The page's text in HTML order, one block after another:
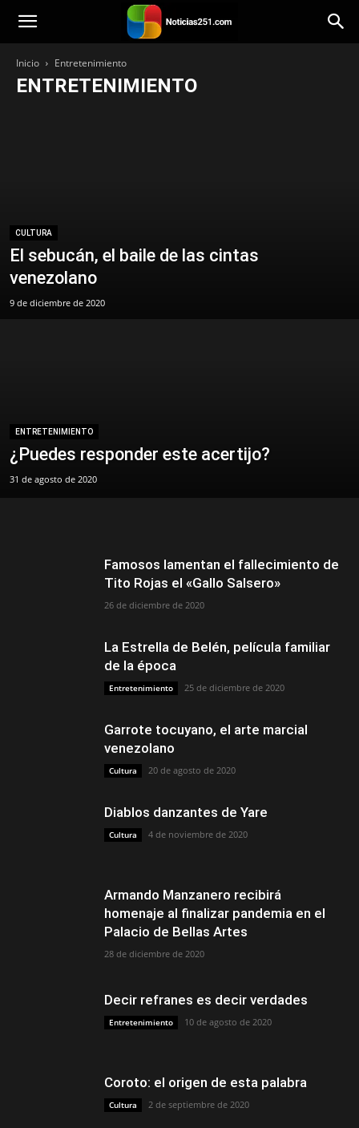
Noticias251
Inicio Entretenimiento
ENTRETENIMIENTO
CULTURA
El sebucán, el baile de las cintas
venezolano
9 de diciembre de 2020
ENTRETENIMIENTO
¿Puedes responder este acertijo?
31 de agosto de 2020
Famosos lamentan el fallecimiento de
Tito Rojas el «Gallo Salsero»
26 de diciembre de 2020
La Estrella de Belén, película familiar
de la época
Entretenimiento 25 de diciembre de 2020
Garrote tocuyano, el arte marcial
venezolano
Cultura 20 de agosto de 2020
Diablos danzantes de Yare
Cultura 4 de noviembre de 2020
Armando Manzanero recibirá
homenaje al finalizar pandemia en el
Palacio de Bellas Artes
28 de diciembre de 2020
Decir refranes es decir verdades
Entretenimiento 10 de agosto de 2020
Coroto: el origen de esta palabra
Cultura 2 de septiembre de 2020